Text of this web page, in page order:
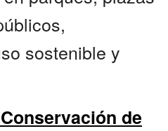
sostenible y
de